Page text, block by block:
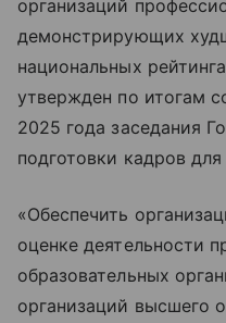
организаций
демонстрирующих
национальных
утвержден по итогам
2025 года заседания
подготовки кадров
«Обеспечить
оценке деятельности
образовательных
организаций высшего